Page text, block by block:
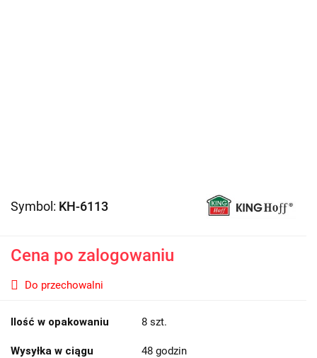
Symbol: KH-6113
Cena po zalogowaniu
Do przechowalni
Ilość w opakowaniu 8 szt.
Wysyłka w ciągu 48 godzin